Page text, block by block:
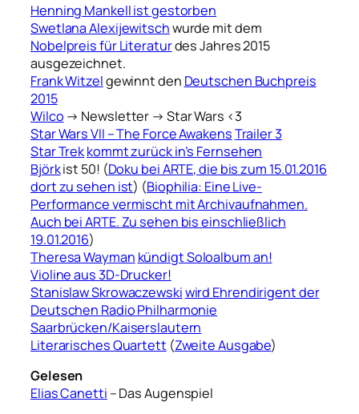
Henning Mankell ist gestorben
Swetlana Alexijewitschwurde mit dem
Nobelpreis für Literaturdes Jahres 2015
ausgezeichnet.
Frank Witzelgewinnt den Deutschen Buchpreis
2015
Wilco → Newsletter → Star Wars <3
Star Wars VII – The Force AwakensTrailer 3
Star Trekkommt zurück in’s Fernsehen
Björkist 50! (Doku bei ARTE, die bis zum 15.01.2016
dort zu sehen ist) (Biophilia: Eine Live-
Performance vermischt mitArchivaufnahmen.
Auch bei ARTE. Zu sehen bis einschließlich
19.01.2016)
Theresa Wayman kündigt Soloalbum an!
Violine aus 3D-Drucker!
Stanislaw Skrowaczewskiwird Ehrendirigent der
Deutschen Radio Philharmonie
Saarbrücken/Kaiserslautern
Literarisches Quartett (Zweite Ausgabe)
Gelesen
Elias Canetti – Das Augenspiel